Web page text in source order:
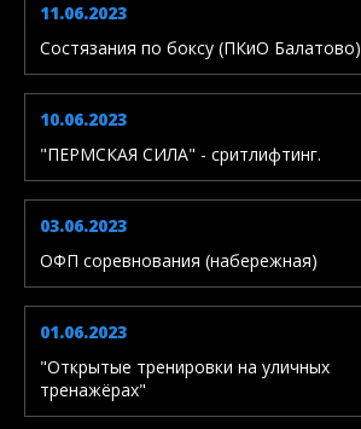
11.06.2023
Состязания по боксу (ПКиО Балатово)
10.06.2023
"ПЕРМСКАЯ СИЛА" - сритлифтинг.
03.06.2023
ОФП соревнования (набережная)
01.06.2023
"Открытые тренировки на уличных
тренажёрах"